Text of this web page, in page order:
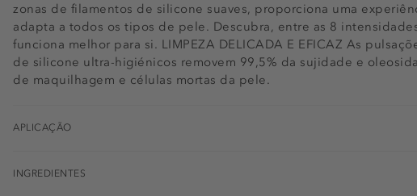
zonas de filamentos de silicone suaves, proporciona uma
adapta a todos os tipos de pele. Descubra, entre as 8
funciona melhor para si. LIMPEZA DELICADA E EFICAZ As
de silicone ultra-higiénicos removem 99,5% da sujidade e
de maquilhagem e células mortas da pele.
APLICAÇÃO
INGREDIENTES